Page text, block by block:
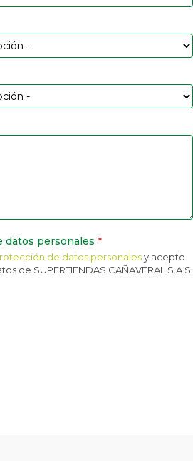
datos personales *
de datos personalesy acepto
de SUPERTIENDAS CAÑAVERAL S.A.S